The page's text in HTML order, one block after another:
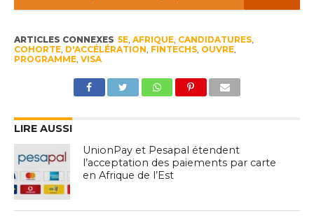
ARTICLES CONNEXES 5E, AFRIQUE, CANDIDATURES,
COHORTE, D'ACCÉLÉRATION FINTECHS, OUVRE,
PROGRAMME, VISA
LIRE AUSSI
UnionPay et Pesapal étendent
l’acceptation des paiements par carte
en Afrique de l’Est